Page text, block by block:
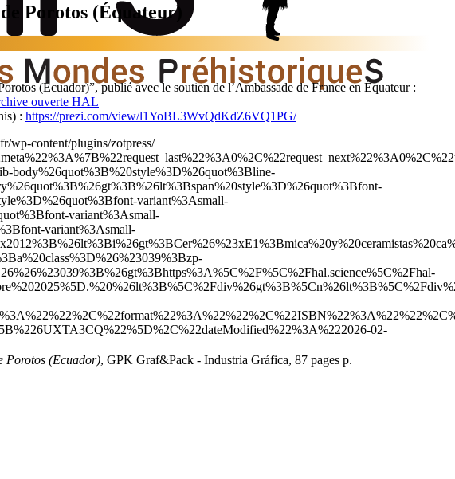
Porotos (Équateur)
(Ecuador)”, publié avec le soutien de l’Ambassade de France en Équateur :
ouverte HAL
: https://prezi.com/view/l1YoBL3WvQdKdZ6VQ1PG/
wp-content/plugins/zotpress/
body%26quot%3B%20style%3D%26quot%3Bline-
variant%3Asmall-
variant%3Asmall-
variant%3Asmall-
02-
Porotos (Ecuador), GPK Graf&Pack - Industria Gráfica, 87 pages p.